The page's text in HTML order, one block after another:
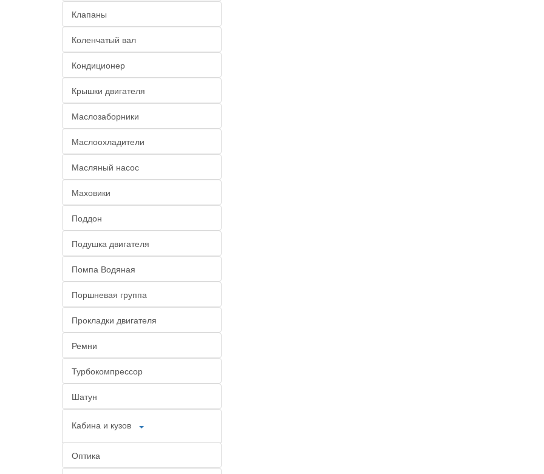
Клапаны
Коленчатый вал
Кондиционер
Крышки двигателя
Маслозаборники
Маслоохладители
Масляный насос
Маховики
Поддон
Подушка двигателя
Помпа Водяная
Поршневая группа
Прокладки двигателя
Ремни
Турбокомпрессор
Шатун
Кабина и кузов
Оптика